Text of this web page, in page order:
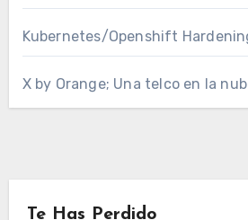
Kubernetes/Openshift
X by Orange; Una telco en la
Te Has Perdido